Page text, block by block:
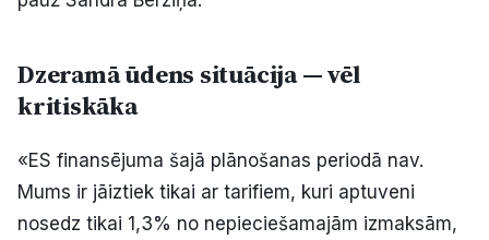
Dzeramā ūdens situācija — vēl
kritiskāka
«ES finansējuma šajā plānošanas periodā nav.
Mums ir jāiztiek tikai ar tarifiem, kuri aptuveni
nosedz tikai 1,3% no nepieciešamajām izmaksām,